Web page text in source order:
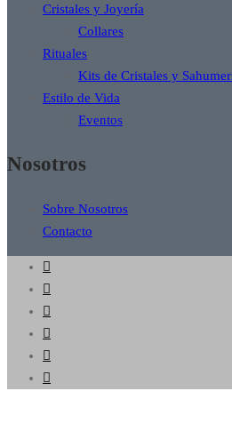
Cristales y Joyería
Collares
Rituales
Kits de Cristales y
Estilo de Vida
Eventos
Nosotros
Sobre Nosotros
Contacto